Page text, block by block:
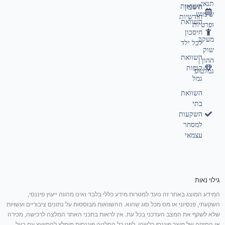
חיסכון
השוואת
חיסכון
לכל ילד
השוואת
קופות
גמל
השוואת
בתי
השקעות
למסחר
עצמאי
תנאי
שימוש
ופרטיות
מעקב
שוק
ההון |
גמלטופ
תשואות
חודשיות
גילוי נאות
המידע המוצג באתר זה נועד למטרות מידע כללי בלבד ואינו מהווה ייעוץ פיננסי,
השקעתי, פנסיוני או מס מכל סוג שהוא. ההשוואות מבוססות על נתונים ציבוריים ועשויות
שלא לשקף את המצב העדכני בכל עת. אין לראות בתכני האתר המלצה לרכישה, מכירה